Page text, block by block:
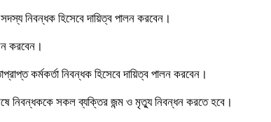
সদস্য নিবন্ধক হিসেবে দায়িত্ব পালন করবেন।
করবেন।
কর্মকর্তা নিবন্ধক হিসেবে দায়িত্ব পালন করবেন।
নিবন্ধককে সকল ব্যক্তির জন্ম ও মৃত্যু নিবন্ধন করতে হবে।